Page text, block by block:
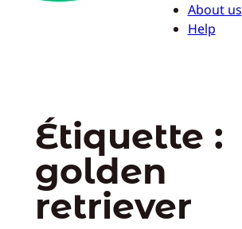
About us
Help
Étiquette :
golden
retriever